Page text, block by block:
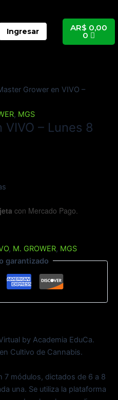
Ingresar AR$ 0,00
0
Grower en VIVO –
, MGS
– Lunes 8
con Mercado Pago.
, M. GROWER, MGS
garantizado
by Academia EduCa.
Cultivo de Cannabis.
7 módulos, dictados de 6 a 8
una. Se utiliza la plataforma